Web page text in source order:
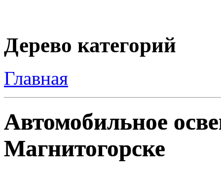
Дерево категорий
Главная
Автомобильное
Магнитогорске